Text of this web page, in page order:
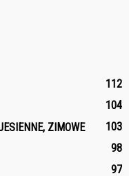
112
104
ZIMOWE
103
98
97